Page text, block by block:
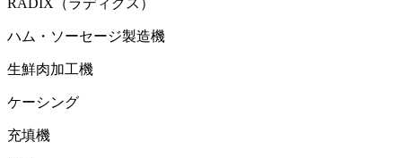
RADIX（ラディクス）
ハム・ソーセージ製造機
生鮮肉加工機
ケーシング
充填機